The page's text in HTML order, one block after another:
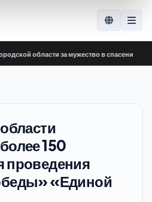
области за мужество в спасении
150
проведения
«Единой